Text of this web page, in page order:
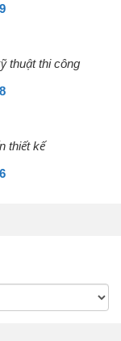
thuật thi công
thiết kế